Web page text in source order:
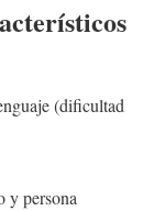
(dificultad
y persona